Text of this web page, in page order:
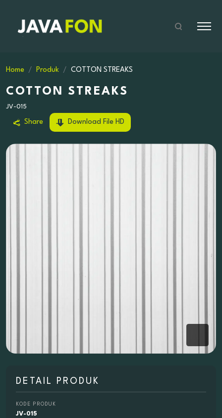
Home Produk COTTON STREAKS
COTTON STREAKS
JV-015
Share Download File HD
DETAIL PRODUK
KODE PRODUK
JV-015